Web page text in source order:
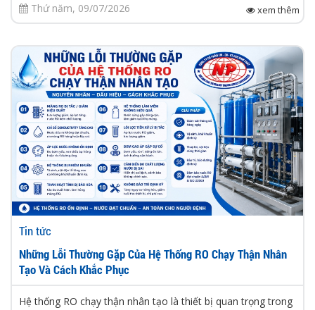
Thứ năm, 09/07/2026 xem thêm
Tin tức
Những Lỗi Thường Gặp Của Hệ Thống RO Chạy Thận Nhân
Tạo Và Cách Khắc Phục
Hệ thống RO chạy thận nhân tạo là thiết bị quan trọng trong